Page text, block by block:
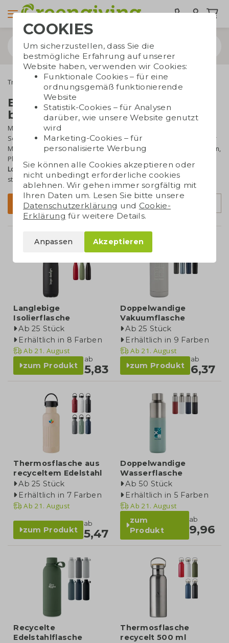
Trinkwaren Edelstahl Wasserflaschen
Edelstahl-Wasserflaschen
bedrucken
Mit einer Edelstahlflasche liegen Sie immer richtig! In unserem
Sortiment finden Siehochwertige Modelle, unter anderem von der
Marke Retulp. Edelstahlflaschen sindwiederverwendbar
und helfen,
Plastikmüll zu vermeiden. Zudem lassen sie sich ideal
Logo bedrucken oder gravieren– perfekt, um Ihr Unternehmen
stilvoll zu präsentieren!
Filter Sortierung
Langlebige
Isolierflasche
Ab 25 Stück
Erhältlich in 8 Farben
Ab 21. August
zum Produkt
ab
5,83
Doppelwandige
Vakuumflasche
Ab 25 Stück
Erhältlich in 9 Farben
Ab 21. August
zum Produkt
ab
6,37
Thermosflasche aus
recyceltem Edelstahl
Ab 25 Stück
Erhältlich in 7 Farben
Ab 21. August
zum Produkt
ab
5,47
Doppelwandige
Wasserflasche
Ab 50 Stück
Erhältlich in 5 Farben
Ab 21. August
zum
Produkt
ab
9,96
Recycelte
Edelstahlflasche
Thermosflasche
recycelt 500 ml
COOKIES
Um sicherzustellen, dass Sie die
bestmögliche Erfahrung auf unserer
Website haben, verwenden wir Cookies:
Funktionale Cookies – für eine
ordnungsgemäß funktionierende
Website
Statistik-Cookies – für Analysen
darüber, wie unsere Website genutzt
wird
Marketing-Cookies – für
personalisierte Werbung
Sie können alle Cookies akzeptieren oder
nicht unbedingt erforderliche cookies
ablehnen. Wir gehen immer sorgfältig mit
Ihren Daten um. Lesen Sie bitte unsere
Datenschutzerklärung und Cookie-
Erklärung für weitere Details.
Anpassen Akzeptieren